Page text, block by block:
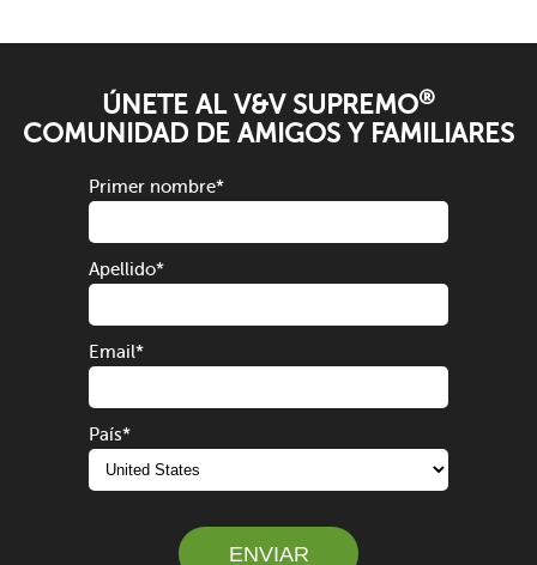
ÚNETE AL V&V SUPREMO®
COMUNIDAD DE AMIGOS Y FAMILIARES
Primer nombre*
Apellido*
Email*
País*